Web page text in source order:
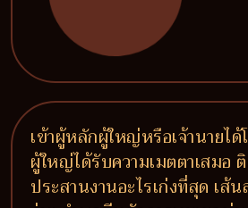
เข้าผู้หลักผู้ใหญ่หรือเจ้านายได้
ผู้ใหญ่ได้รับความเมตตาเสมอ
ประสานงานอะไรเก่งที่สุด เส้